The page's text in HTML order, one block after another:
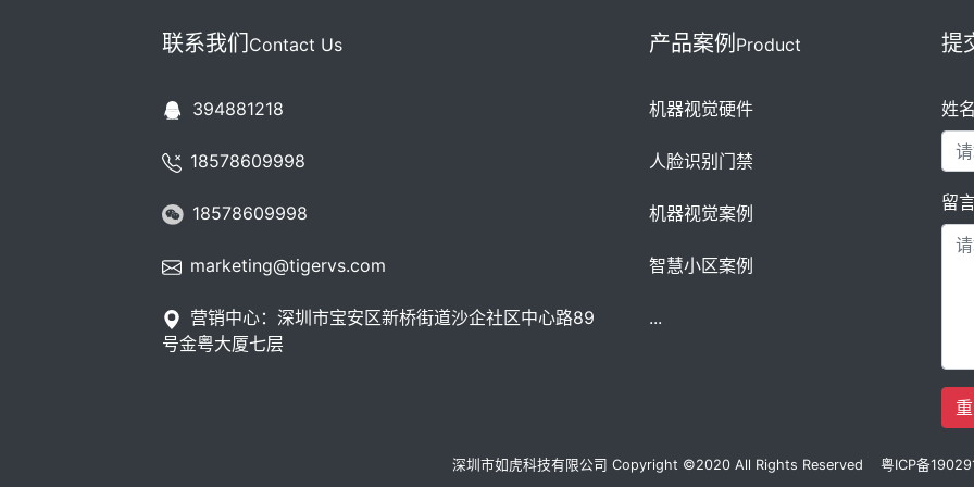
联系我们 Contact Us
394881218
18578609998
18578609998
marketing@tigervs.com
营销中心：深圳市宝安区新桥街道沙企社区中心路89
号金粤大厦七层
产品案例 Product
机器视觉硬件
人脸识别门禁
机器视觉案例
智慧小区案例
...
提
姓
留
深圳市如虎科技有限公司 Copyright ©2020 All Rights Reserved 粤ICP备